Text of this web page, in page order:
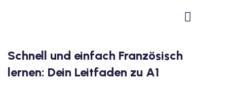
B1
Deutsch B1
Schnell und einfach Französisch
lernen: Dein Leitfaden zu A1